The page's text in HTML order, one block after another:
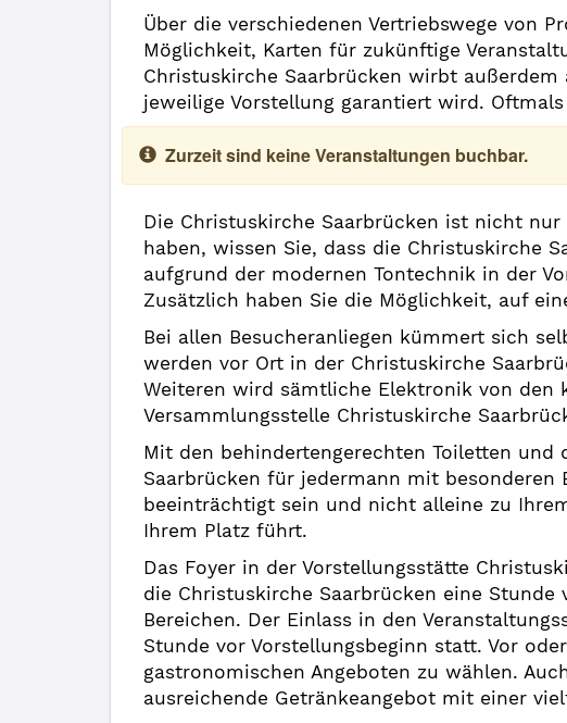
Über die verschiedenen Vertriebswege von
Möglichkeit, Karten für zukünftige
Christuskirche Saarbrücken wirbt
jeweilige Vorstellung garantiert wird.
Zurzeit sind keine Veranstaltungen buchbar.
Die Christuskirche Saarbrücken ist nicht
haben, wissen Sie, dass die Christuskirche
aufgrund der modernen Tontechnik in der
Zusätzlich haben Sie die Möglichkeit, auf
Bei allen Besucheranliegen kümmert sich
werden vor Ort in der Christuskirche
Weiteren wird sämtliche Elektronik von den
Versammlungsstelle Christuskirche
Mit den behindertengerechten Toiletten und
Saarbrücken für jedermann mit besonderen
beeinträchtigt sein und nicht alleine zu
Ihrem Platz führt.
Das Foyer in der Vorstellungsstätte
die Christuskirche Saarbrücken eine
Bereichen. Der Einlass in den
Stunde vor Vorstellungsbeginn statt. Vor
gastronomischen Angeboten zu wählen.
ausreichende Getränkeangebot mit einer